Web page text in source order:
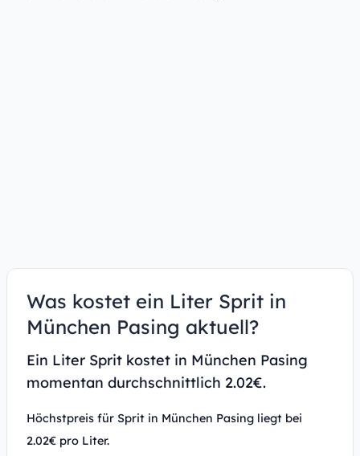
Was kostet ein Liter Sprit in
München Pasing aktuell?
Ein Liter Sprit kostet in München Pasing
momentan durchschnittlich 2.02€.
Höchstpreis für Sprit in München Pasing liegt bei
2.02€ pro Liter.